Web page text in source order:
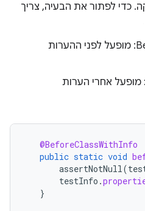
כדי לפתור את הבעיה, צריך
‫@BeforeClassWithInfo: מופעל לפני ההערות
@BeforeClassWithInfo
public static void
assertNotNull(
testInfo .
}